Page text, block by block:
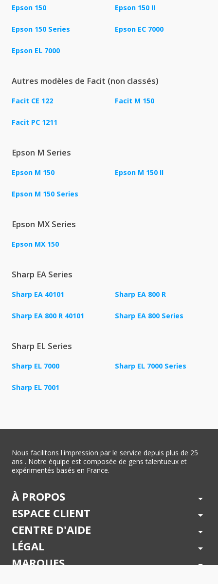
Epson 150 Epson 150 II
Epson 150 Series Epson EC 7000
Epson EL 7000
Autres modèles de Facit (non classés)
Facit CE 122 Facit M 150
Facit PC 1211
Epson M Series
Epson M 150 Epson M 150 II
Epson M 150 Series
Epson MX Series
Epson MX 150
Sharp EA Series
Sharp EA 40101 Sharp EA 800 R
Sharp EA 800 R 40101 Sharp EA 800 Series
Sharp EL Series
Sharp EL 7000 Sharp EL 7000 Series
Sharp EL 7001
Nous facilitons l'impression par le service depuis plus de 25
ans . Notre équipe est composée de gens talentueux et
expérimentés basés en France.
À PROPOS arrow_drop_down
ESPACE CLIENT arrow_drop_down
CENTRE D'AIDE arrow_drop_down
LÉGAL arrow_drop_down
MARQUES arrow_drop_down